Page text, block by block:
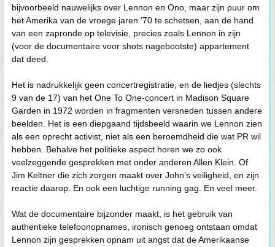
bijvoorbeeld nauwelijks over Lennon en Ono, maar zijn puur om
het Amerika van de vroege jaren '70 te schetsen, aan de hand
van een zapronde op televisie, precies zoals Lennon in zijn
(voor de documentaire voor shots nagebootste) appartement
dat deed.
Het is nadrukkelijk geen concertregistratie, en de liedjes (slechts
9 van de 17) van het One To One-concert in Madison Square
Garden in 1972 worden in fragmenten versneden tussen andere
beelden. Het is een diepgaand tijdsbeeld waarin we Lennon zien
als een oprecht activist, niet als een beroemdheid die wat PR wil
hebben. Behalve het politieke aspect horen we zo ook
veelzeggende gesprekken met onder anderen Allen Klein. Of
Jim Keltner die zich zorgen maakt over John’s veiligheid, en zijn
reactie daarop. En ook een luchtige running gag. En veel meer.
Wat de documentaire bijzonder maakt, is het gebruik van
authentieke telefoonopnames, ironisch genoeg ontstaan omdat
Lennon zijn gesprekken opnam uit angst dat de Amerikaanse